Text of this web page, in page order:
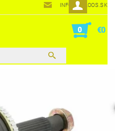
INFO@POLOOS.SK
0 €0